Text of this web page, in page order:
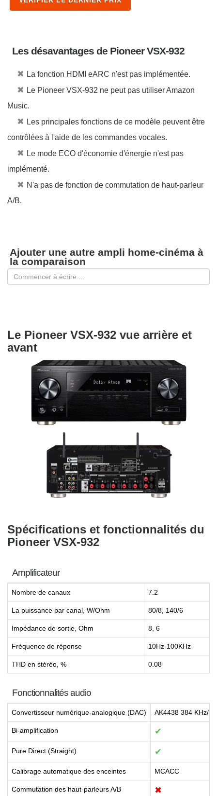
Les désavantages de Pioneer VSX-932
✖ La fonction HDMI eARC n'est pas implémentée.
✖ Le Pioneer VSX-932 ne peut pas utiliser Amazon
Music.
✖ Les principales fonctions de ce modèle peuvent être
contrôlées à l'aide de les commandes vocales.
✖ Le mode ECO d'économie d'énergie n'est pas
implémenté.
✖ N'a pas de fonction de commutation de haut-parleur
A/B.
Ajouter une autre ampli home-cinéma à
la comparaison
Le Pioneer VSX-932 vue arrière et
avant
Spécifications et fonctionnalités du
Pioneer VSX-932
Amplificateur
Nombre de canaux 7.2
La puissance par canal, W/Ohm 80/8, 140/6
Impédance de sortie, Ohm 8, 6
Fréquence de réponse 10Hz-100KHz
THD en stéréo, % 0.08
Fonctionnalités audio
Convertisseur numérique-analogique (DAC) AK4438 384 KHz/
Bi-amplification ✔
Pure Direct (Straight) ✔
Calibrage automatique des enceintes MCACC
Commutation des haut-parleurs A/B ✖